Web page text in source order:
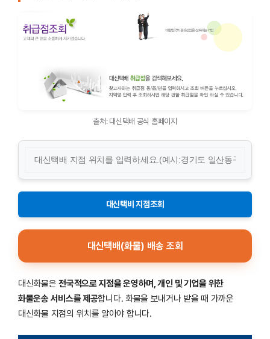
출처: 대신택배 공식 홈페이지
대신택비 지점조회
대신택배(화물) 배송 조회
대신화물은전국적으로 지점을 운영하며, 개인 및 기업을 위한
화물운송 서비스를 제공합니다. 화물을 보내거나 받을 때 가까운
대신화물 지점의 위치를 알아야 합니다.